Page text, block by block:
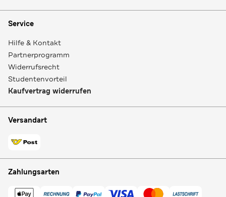
Service
Hilfe & Kontakt
Partnerprogramm
Widerrufsrecht
Studentenvorteil
Kaufvertrag widerrufen
Versandart
Zahlungsarten